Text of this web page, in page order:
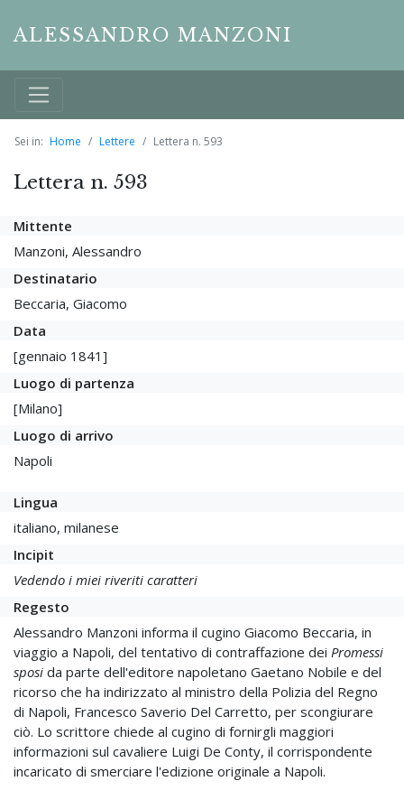
ALESSANDRO MANZONI
Sei in: Home Lettere Lettera n. 593
Lettera n. 593
Mittente
Manzoni, Alessandro
Destinatario
Beccaria, Giacomo
Data
[gennaio 1841]
Luogo di partenza
[Milano]
Luogo di arrivo
Napoli
Lingua
italiano, milanese
Incipit
Vedendo i miei riveriti caratteri
Regesto
Alessandro Manzoni informa il cugino Giacomo Beccaria, in
viaggio a Napoli, del tentativo di contraffazione dei Promessi
sposi da parte dell'editore napoletano Gaetano Nobile e del
ricorso che ha indirizzato al ministro della Polizia del Regno
di Napoli, Francesco Saverio Del Carretto, per scongiurare
ciò. Lo scrittore chiede al cugino di fornirgli maggiori
informazioni sul cavaliere Luigi De Conty, il corrispondente
incaricato di smerciare l'edizione originale a Napoli.